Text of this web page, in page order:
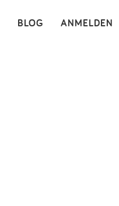
ANMELDEN
BLOG ×